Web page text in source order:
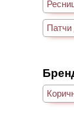
Патчи